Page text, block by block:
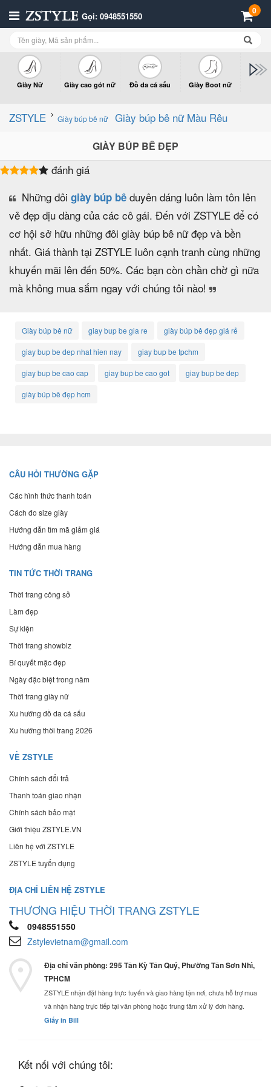
Gọi: 0948551550 0
Giày Nữ Giày cao gót nữ Đồ da cá sấu Giày Boot nữ
ZSTYLE Giày búp bê nữ Giày búp bê nữ Màu Rêu
GIÀY BÚP BÊ ĐẸP
đánh giá
Những đôi giày búp bê duyên dáng luôn làm tôn lên
vẻ đẹp dịu dàng của các cô gái. Đến với ZSTYLE để có
cơ hội sở hữu những đôi giày búp bê nữ đẹp và bền
nhất. Giá thành tại ZSTYLE luôn cạnh tranh cùng những
khuyến mãi lên đến 50%. Các bạn còn chần chờ gì nữa
mà không mua sắm ngay với chúng tôi nào!
Giày búp bê nữ giay bup be gia re giày búp bê đẹp giá rẻ
giay bup be dep nhat hien nay giay bup be tpchm
giay bup be cao cap giay bup be cao got giay bup be dep
giày búp bê đẹp hcm
CÂU HỎI THƯỜNG GẶP
Các hình thức thanh toán
Cách đo size giày
Hướng dẫn tìm mã giảm giá
Hướng dẫn mua hàng
TIN TỨC THỜI TRANG
Thời trang công sở
Làm đẹp
Sự kiện
Thời trang showbiz
Bí quyết mặc đẹp
Ngày đặc biệt trong năm
Thời trang giày nữ
Xu hướng đồ da cá sấu
Xu hướng thời trang 2026
VỀ ZSTYLE
Chính sách đổi trả
Thanh toán giao nhận
Chính sách bảo mật
Giới thiệu ZSTYLE.VN
Liên hệ với ZSTYLE
ZSTYLE tuyển dụng
ĐỊA CHỈ LIÊN HỆ ZSTYLE
THƯƠNG HIỆU THỜI TRANG ZSTYLE
0948551550
Zstylevietnam@gmail.com
Địa chỉ văn phòng: 295 Tân Kỳ Tân Quý, Phường Tân Sơn Nhì,
TPHCM
ZSTYLE nhận đặt hàng trực tuyến và giao hàng tận nơi, chưa hỗ trợ mua
và nhận hàng trực tiếp tại văn phòng hoặc trung tâm xử lý đơn hàng.
Giấy in Bill
Kết nối với chúng tôi: